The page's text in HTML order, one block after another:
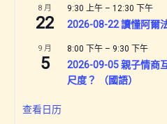
8 月
22
9:30 上午 – 12:30 下午
2026-08-22 讀懂阿爾
9 月
5
8:00 下午 – 9:30 下午
2026-09-05 親子情商
尺度？ （國語）
查看日历